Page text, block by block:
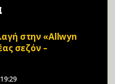
στην «Αllwyn
σεζόν –
19:29